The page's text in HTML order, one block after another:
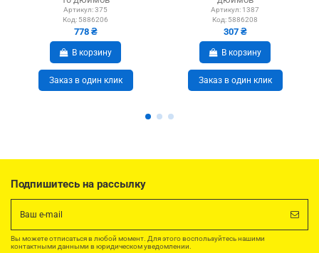
Артикул:375
Код: 5886206
778 ₴
В корзину
Заказ в один клик
Артикул: 1387
Код: 5886208
307 ₴
В корзину
Заказ в один клик
Подпишитесь на рассылку
Вы можете отписаться в любой момент. Для этого воспользуйтесь нашими
контактными данными в юридическом уведомлении.